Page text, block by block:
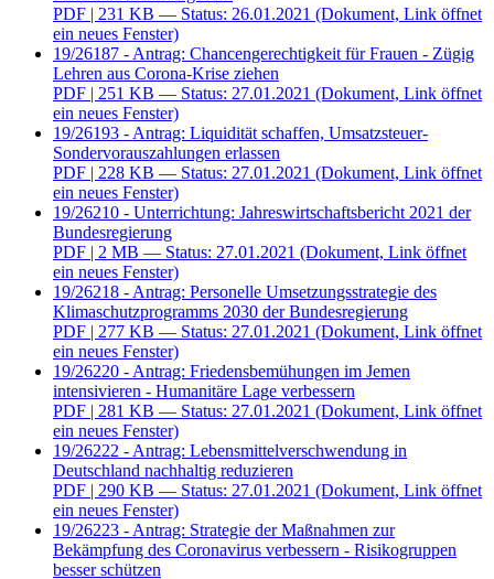
PDF | 231 KB — Status: 26.01.2021 (Dokument, Link öffnet
ein neues Fenster)
19/26187 - Antrag: Chancengerechtigkeit für Frauen - Zügig
Lehren aus Corona-Krise ziehen
PDF | 251 KB — Status: 27.01.2021 (Dokument, Link öffnet
ein neues Fenster)
19/26193 - Antrag: Liquidität schaffen, Umsatzsteuer-
Sondervorauszahlungen erlassen
PDF | 228 KB — Status: 27.01.2021 (Dokument, Link öffnet
ein neues Fenster)
19/26210 - Unterrichtung: Jahreswirtschaftsbericht 2021 der
Bundesregierung
PDF | 2 MB — Status: 27.01.2021 (Dokument, Link öffnet
ein neues Fenster)
19/26218 - Antrag: Personelle Umsetzungsstrategie des
Klimaschutzprogramms 2030 der Bundesregierung
PDF | 277 KB — Status: 27.01.2021 (Dokument, Link öffnet
ein neues Fenster)
19/26220 - Antrag: Friedensbemühungen im Jemen
intensivieren - Humanitäre Lage verbessern
PDF | 281 KB — Status: 27.01.2021 (Dokument, Link öffnet
ein neues Fenster)
19/26222 - Antrag: Lebensmittelverschwendung in
Deutschland nachhaltig reduzieren
PDF | 290 KB — Status: 27.01.2021 (Dokument, Link öffnet
ein neues Fenster)
19/26223 - Antrag: Strategie der Maßnahmen zur
Bekämpfung des Coronavirus verbessern - Risikogruppen
besser schützen